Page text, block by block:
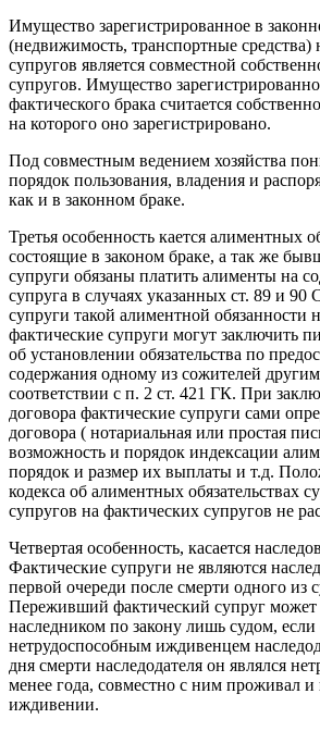
Имущество зарегистрированное в
(недвижимость, транспортные средства)
супругов является совместной
супругов. Имущество
фактического брака считается
на которого оно зарегистрировано.
Под совместным ведением хозяйства
порядок пользования, владения и
как и в законном браке.
Третья особенность кается алиментных
состоящие в законом браке, а так же
супруги обязаны платить алименты на
супруга в случаях указанных ст. 89 и
супруги такой алиментной обязанности
фактические супруги могут заключить
об установлении обязательства по
содержания одному из сожителей
соответствии с п. 2 ст. 421 ГК. При
договора фактические супруги сами
договора ( нотариальная или простая
возможность и порядок индексации
порядок и размер их выплаты и т.д.
кодекса об алиментных обязательствах
супругов на фактических супругов не
Четвертая особенность, касается
Фактические супруги не являются
первой очереди после смерти одного из
Переживший фактический супруг может
наследником по закону лишь судом, если
нетрудоспособным иждивенцем
дня смерти наследодателя он являлся
менее года, совместно с ним проживал и
иждивении.